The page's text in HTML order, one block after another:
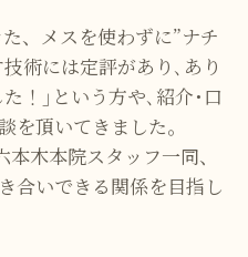
、メスを使わずに”ナチ
術には定評があり､あり
！｣という方や､紹介･口
を頂いてきました｡
木本院スタッフ一同、
合いできる関係を目指し